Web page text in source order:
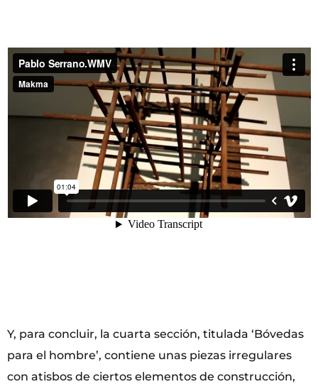
Y, para concluir, la cuarta sección, titulada ‘Bóvedas
para el hombre’, contiene unas piezas irregulares
con atisbos de ciertos elementos de construcción,